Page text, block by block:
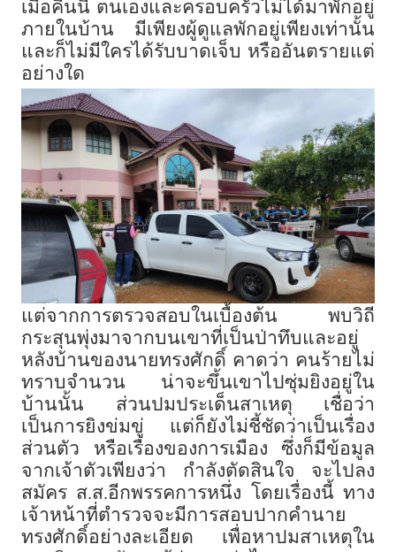
เมื่อคืนนี้ ตนเองและครอบครัวไม่ได้มาพักอยู่
ภายในบ้าน มีเพียงผู้ดูแลพักอยู่เพียงเท่านั้น
และก็ไม่มีใครได้รับบาดเจ็บ หรืออันตรายแต่
อย่างใด
แต่จากการตรวจสอบในเบื้องต้น พบวิถี
กระสุนพุ่งมาจากบนเขาที่เป็นป่าทึบและอยู่
หลังบ้านของนายทรงศักดิ์ คาดว่า คนร้ายไม่
ทราบจำนวน น่าจะขึ้นเขาไปซุ่มยิงอยู่ใน
บ้านนั้น ส่วนปมประเด็นสาเหตุ เชื่อว่า
เป็นการยิงข่มขู่ แต่ก็ยังไม่ชี้ชัดว่าเป็นเรื่อง
ส่วนตัว หรือเรื่องของการเมือง ซึ่งก็มีข้อมูล
จากเจ้าตัวเพียงว่า กำลังตัดสินใจ จะไปลง
สมัคร ส.ส.อีกพรรคการหนึ่ง โดยเรื่องนี้ ทาง
เจ้าหน้าที่ตำรวจจะมีการสอบปากคำนาย
ทรงศักดิ์อย่างละเอียด เพื่อหาปมสาเหตุใน